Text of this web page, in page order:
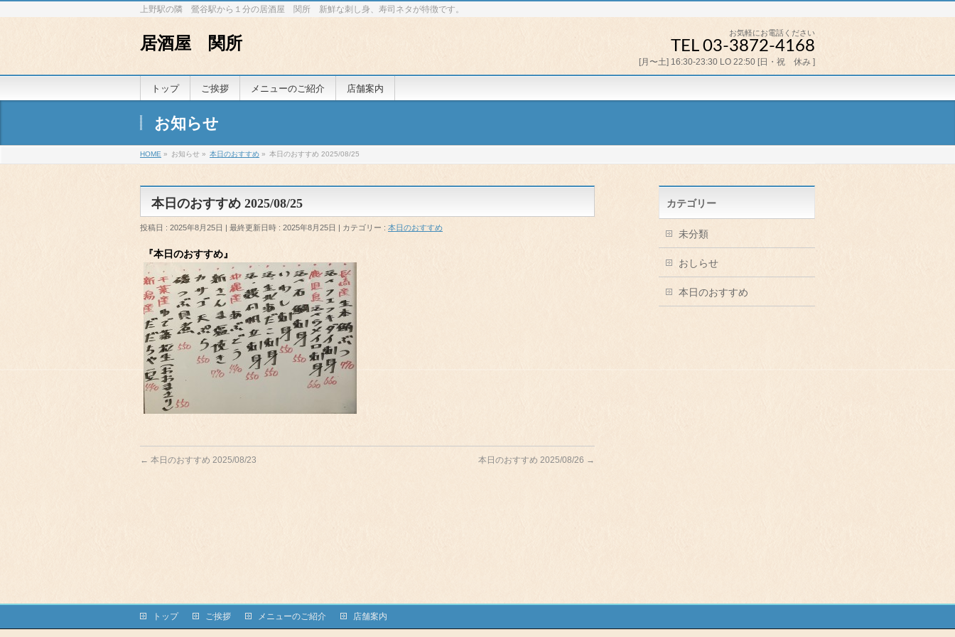
上野駅の隣 鶯谷駅から１分の居酒屋 関所 新鮮な刺し身、寿司ネタが特徴です。
居酒屋 関所
お気軽にお電話ください
TEL 03-3872-4168
[月〜土] 16:30-23:30 LO 22:50 [日・祝 休み ]
トップ ご挨拶 メニューのご紹介 店舗案内
お知らせ
HOME » お知らせ » 本日のおすすめ » 本日のおすすめ 2025/08/25
本日のおすすめ 2025/08/25
投稿日 : 2025年8月25日 最終更新日時 : 2025年8月25日 カテゴリー : 本日のおすすめ
『本日のおすすめ』
← 本日のおすすめ 2025/08/23 本日のおすすめ 2025/08/26 →
カテゴリー
未分類
おしらせ
本日のおすすめ
トップ ご挨拶 メニューのご紹介 店舗案内